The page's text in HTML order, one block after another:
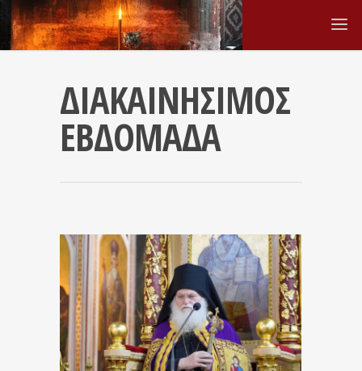
ΔΙΑΚΑΙΝΗΣΙΜΟΣ
ΕΒΔΟΜΑΔΑ